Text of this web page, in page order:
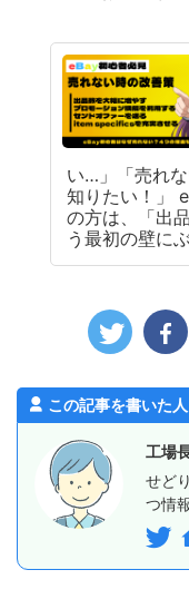
い…」「売れ
知りたい！」
の方は、「出
う最初の壁に
この記事を書いた人
工場
せど
つ情